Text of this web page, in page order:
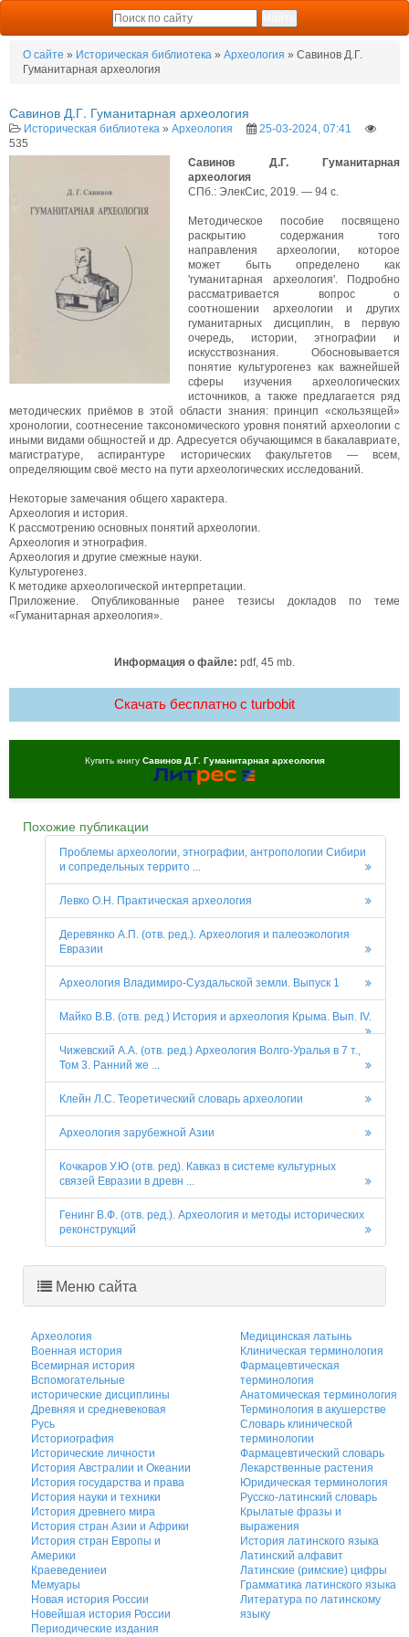
О сайте » Историческая библиотека » Археология » Савинов Д.Г.
Гуманитарная археология
Савинов Д.Г. Гуманитарная археология
Историческая библиотека » Археология
25-03-2024, 07:41
535
Савинов Д.Г. Гуманитарная
археология
СПб.: ЭлекСис, 2019. — 94 с.
Методическое пособие посвящено
раскрытию содержания того
направления археологии, которое
может быть определено как
'гуманитарная археология'. Подробно
рассматривается вопрос о
соотношении археологии и других
гуманитарных дисциплин, в первую
очередь, истории, этнографии и
искусствознания. Обосновывается
понятие культурогенез как важнейшей
сферы изучения археологических
источников, а также предлагается ряд
методических приёмов в этой области знания: принцип «скользящей»
хронологии, соотнесение таксономического уровня понятий археологии с
иными видами общностей и др. Адресуется обучающимся в бакалавриате,
магистратуре, аспирантуре исторических факультетов — всем,
определяющим своё место на пути археологических исследований.
Некоторые замечания общего характера.
Археология и история.
К рассмотрению основных понятий археологии.
Археология и этнография.
Археология и другие смежные науки.
Культурогенез.
К методике археологической интерпретации.
Приложение. Опубликованные ранее тезисы докладов по теме
«Гуманитарная археология».
Информация о файле: pdf, 45 mb.
Скачать бесплатно c turbobit
Купить книгу Савинов Д.Г. Гуманитарная археология
Похожие публикации
Проблемы археологии, этнографии, антропологии Сибири
и сопредельных террито ...
Левко О.Н. Практическая археология
Деревянко А.П. (отв. ред.). Археология и палеоэкология
Евразии
Археология Владимиро-Суздальской земли. Выпуск 1
Майко В.В. (отв. ред.) История и археология Крыма. Вып. IV.
Чижевский А.А. (отв. ред.) Археология Волго-Уралья в 7 т.,
Том 3. Ранний же ...
Клейн Л.С. Теоретический словарь археологии
Археология зарубежной Азии
Кочкаров У.Ю (отв. ред). Кавказ в системе культурных
связей Евразии в древн ...
Генинг В.Ф. (отв. ред.). Археология и методы исторических
реконструкций
Меню сайта
Археология
Военная история
Всемирная история
Вспомогательные
исторические дисциплины
Древняя и средневековая
Русь
Историография
Исторические личности
История Австралии и Океании
История государства и права
История науки и техники
История древнего мира
История стран Азии и Африки
История стран Европы и
Америки
Краеведениеи
Мемуары
Новая история России
Новейшая история России
Периодические издания
Медицинская латынь
Клиническая терминология
Фармацевтическая
терминология
Анатомическая терминология
Терминология в акушерстве
Словарь клинической
терминологии
Фармацевтический словарь
Лекарственные растения
Юридическая терминология
Русско-латинский словарь
Крылатые фразы и
выражения
История латинского языка
Латинский алфавит
Латинские (римские) цифры
Грамматика латинского языка
Литература по латинскому
языку